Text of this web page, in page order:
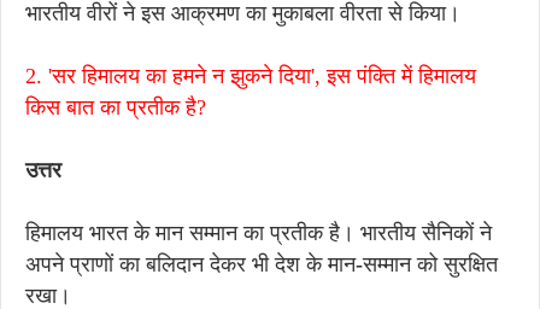
भारतीय वीरों ने इस आक्रमण का मुकाबला वीरता से किया।
2. 'सर हिमालय का हमने न झुकने दिया', इस पंक्ति में हिमालय
किस बात का प्रतीक है?
उत्तर
हिमालय भारत के मान सम्मान का प्रतीक है। भारतीय सैनिकों ने
अपने प्राणों का बलिदान देकर भी देश के मान-सम्मान को सुरक्षित
रखा।